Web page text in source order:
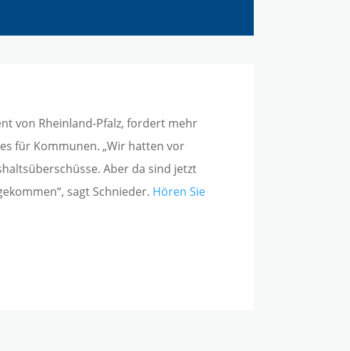
von Rheinland-Pfalz, fordert mehr
für Kommunen. „Wir hatten vor
Aber da sind jetzt
sagt Schnieder. Hören Sie